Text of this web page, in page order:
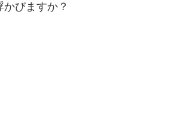
びますか？